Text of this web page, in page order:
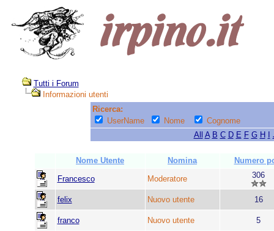
Tutti i Forum
Informazioni utenti
Ricerca:
UserName
Nome
Cognome
All A B C D E F G H
Nome Utente Nomina
Numero
Francesco
Moderatore 306
felix Nuovo utente 16
franco Nuovo utente 5